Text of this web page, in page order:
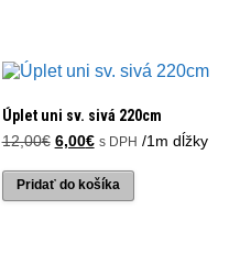
Úplet uni sv. sivá 220cm
12,00€ Pôvodná
bola:
12,00€.
6,00€Aktuálna
je:
6,00€.
s DPH /1m dĺžky
Pridať do košíka